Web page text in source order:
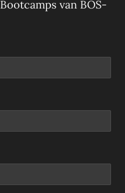
van BOS-